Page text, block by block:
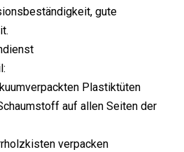
gute
Plastiktüten
auf allen Seiten der
verpacken